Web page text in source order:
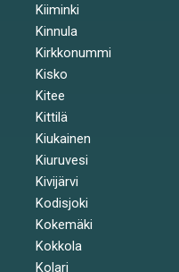
Kiiminki
Kinnula
Kirkkonummi
Kisko
Kitee
Kittilä
Kiukainen
Kiuruvesi
Kivijärvi
Kodisjoki
Kokemäki
Kokkola
Kolari